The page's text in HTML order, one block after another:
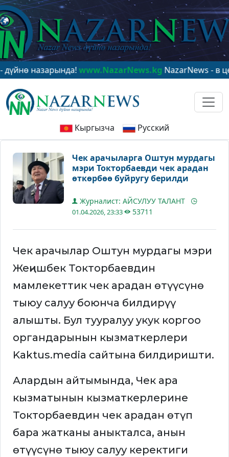
www.NazarNews.kgNazarNews - в центре
Кыргызча Русский
Чек арачыларга Оштун мурдагы
мэри Токторбаевди чек арадан
өткөрбөө буйругу берилди
Журналист: АЙСУЛУУ ТАЛАНТ
01.04.2026, 23:33 53711
Чек арачылар Оштун мурдагы мэри
Жеңишбек Токторбаевдин
мамлекеттик чек арадан өтүүсүнө
тыюу салуу боюнча билдирүү
алышты. Бул тууралуу укук коргоо
органдарынын кызматкерлери
Kaktus.media сайтына билдиришти.
Алардын айтымында, Чек ара
кызматынын кызматкерлерине
Токторбаевдин чек арадан өтүп
бара жатканы аныкталса, анын
өтүүсүнө тыюу салуу керектиги